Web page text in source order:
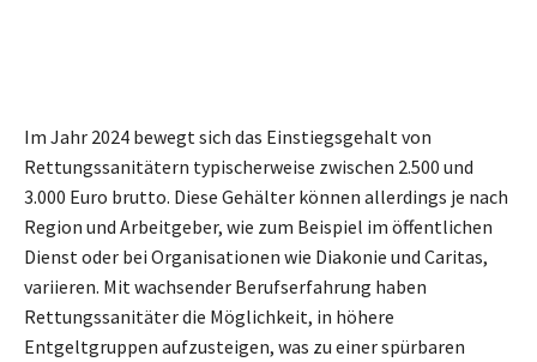
Im Jahr 2024 bewegt sich das Einstiegsgehalt von
Rettungssanitätern typischerweise zwischen 2.500 und
3.000 Euro brutto. Diese Gehälter können allerdings je nach
Region und Arbeitgeber, wie zum Beispiel im öffentlichen
Dienst oder bei Organisationen wie Diakonie und Caritas,
variieren. Mit wachsender Berufserfahrung haben
Rettungssanitäter die Möglichkeit, in höhere
Entgeltgruppen aufzusteigen, was zu einer spürbaren